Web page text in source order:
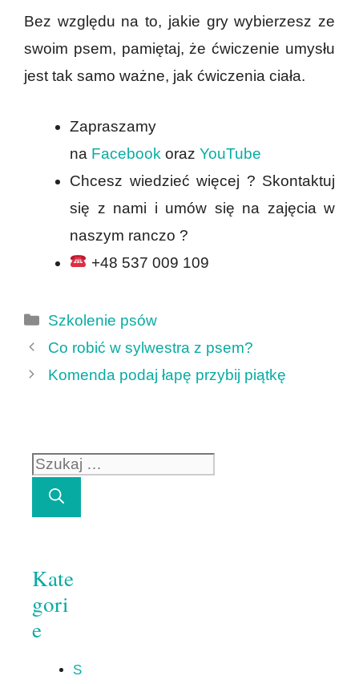
Bez względu na to, jakie gry wybierzesz ze
swoim psem, pamiętaj, że ćwiczenie umysłu
jest tak samo ważne, jak ćwiczenia ciała.
Zapraszamy
na Facebook oraz YouTube
Chcesz wiedzieć więcej ? Skontaktuj
się z nami i umów się na zajęcia w
naszym ranczo ?
+48 537 009 109
Kategorie
Szkolenie psów
Co robić w sylwestra z psem?
Komenda podaj łapę przybij piątkę
Szukaj:
Kate
gori
e
S